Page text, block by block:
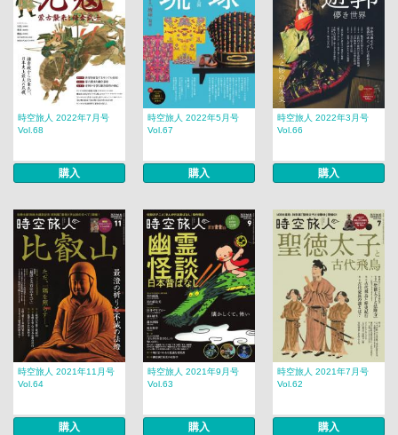
時空旅人 2022年7月号
Vol.68
購入
時空旅人 2022年5月号
Vol.67
購入
時空旅人 2022年3月号
Vol.66
購入
時空旅人 2021年11月号
Vol.64
購入
時空旅人 2021年9月号
Vol.63
購入
時空旅人 2021年7月号
Vol.62
購入